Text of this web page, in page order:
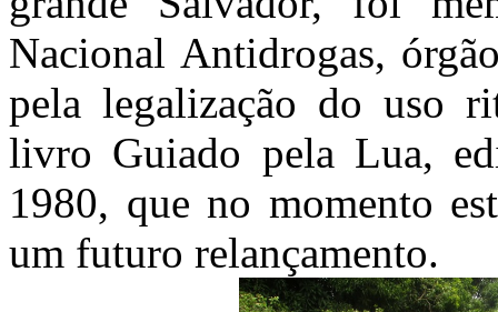
Nacional Antidrogas,
pela legalização do uso
livro Guiado pela Lua,
1980, que no momento
um futuro relançamento.